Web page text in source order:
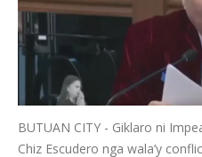
BUTUAN CITY - Giklaro ni
Chiz Escudero nga wala’y